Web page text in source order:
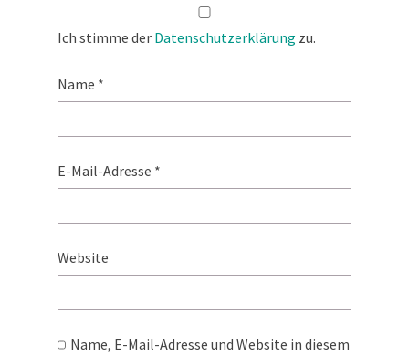
Ich stimme der Datenschutzerklärung zu.
Name *
E-Mail-Adresse *
Website
Name, E-Mail-Adresse und Website in diesem